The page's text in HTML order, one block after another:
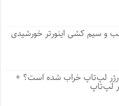
و سیم کشی اینورتر خورشیدی
لپ‌تاپ خراب شده است؟ +
لپ‌تاپ